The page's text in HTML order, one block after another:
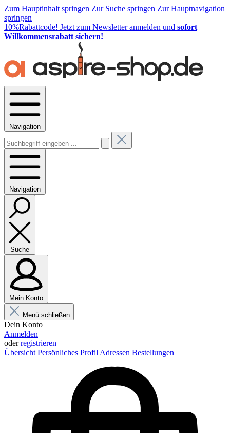
Zum Hauptinhalt springen Zur Suche springen Zur Hauptnavigation
springen
10%Rabattcode! Jetzt zum Newsletter anmelden und sofort
Willkommensrabatt sichern!
Navigation
Navigation
Suche
Mein Konto
Menü schließen
Dein Konto
Anmelden
oderregistrieren
Übersicht Persönliches Profil Adressen Bestellungen